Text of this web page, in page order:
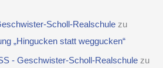
Scholl-Realschule zu
„Hingucken statt weggucken“
- Geschwister-Scholl-Realschule zu